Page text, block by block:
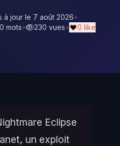
à jour le 7 août 2026•
mots• 230 vues• 0 like
Eclipse
un exploit